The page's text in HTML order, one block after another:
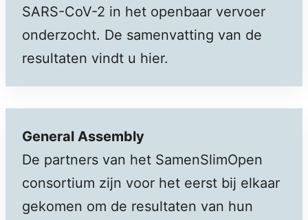
SARS-CoV-2 in het openbaar vervoer
onderzocht. De samenvatting van de
resultaten vindt u hier.
General Assembly
De partners van het SamenSlimOpen
consortium zijn voor het eerst bij elkaar
gekomen om de resultaten van hun